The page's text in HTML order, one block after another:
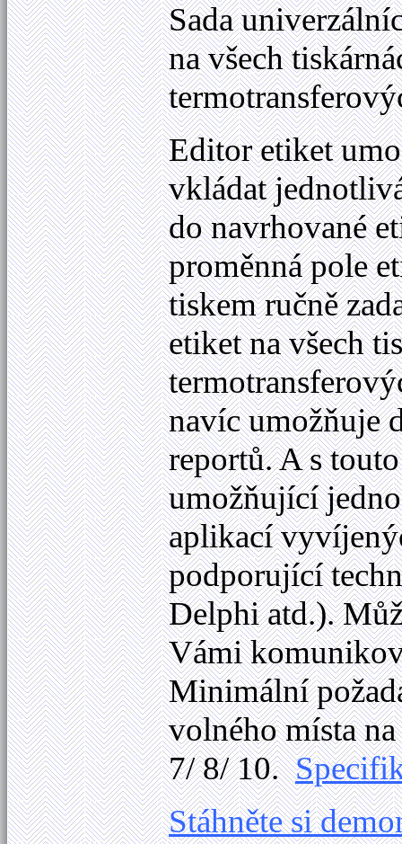
Sada
na všech
Editor etiket
vkládat
do navrhované
proměnná pole
tiskem ručně
etiket na všech
navíc umožňuje
reportů. A s
umožňující
aplikací
podporující
Delphi atd.).
Vámi
Minimální
volného místa
7/ 8/ 10.
Stáhněte si